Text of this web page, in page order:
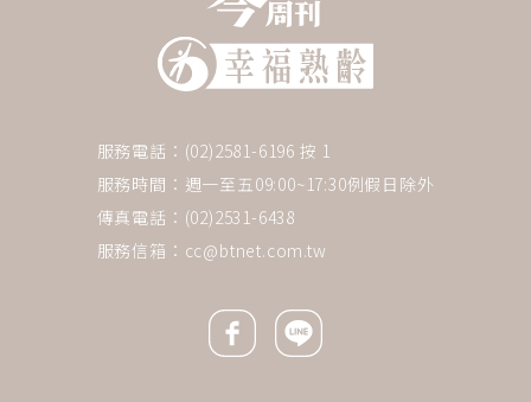
服務電話：(02)2581-6196 按 1
服務時間：週一至五09:00~17:30例假日除外
傳真電話：(02)2531-6438
服務信箱： cc@btnet.com.tw
Facebook icon
Line icon